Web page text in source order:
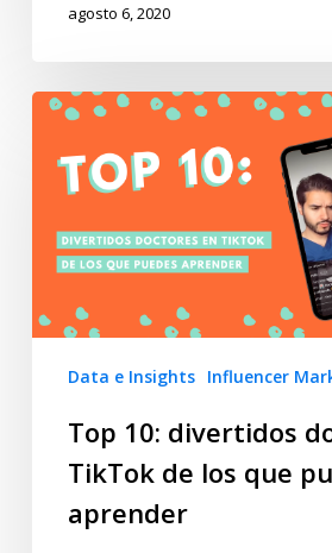
agosto 6, 2020
Data e Insights Influencer
Top 10: divertidos
TikTok de los que
aprender